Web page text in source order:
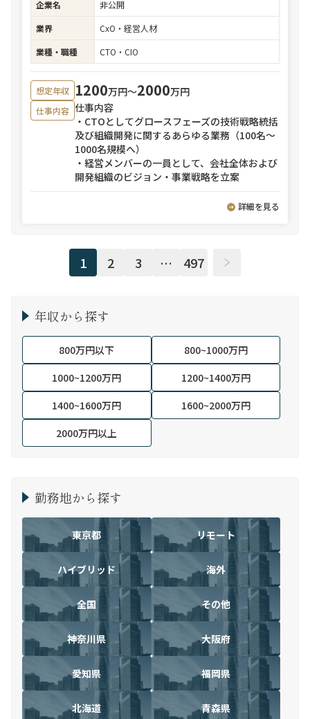
企業名
非公開
業界
CxO・経営人材
業種・職種
CTO・CIO
想定年収 1200万円〜2000万円
仕事内容 仕事内容
・CTOとしてグロースフェーズの技術戦略統括
及び組織開発に関するあらゆる業務（100名～
1000名規模へ）
・経営メンバーの一員として、会社全体および
開発組織のビジョン・事業戦略を立案
詳細を見る
1 2 3 … 497
年収から探す
800万円以下
800~1000万円
1000~1200万円
1200~1400万円
1400~1600万円
1600~2000万円
2000万円以上
勤務地から探す
東京都 リモート
ハイブリッド 海外
全国 その他
神奈川県 大阪府
愛知県 福岡県
北海道 青森県